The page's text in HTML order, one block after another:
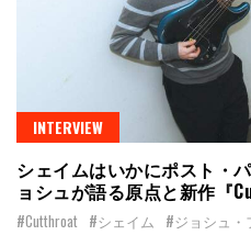
INTERVIEW
シェイムはいかにポスト・
ョシュが語る原点と新作『
#Cutthroat #シェイム
#ジョシュ・